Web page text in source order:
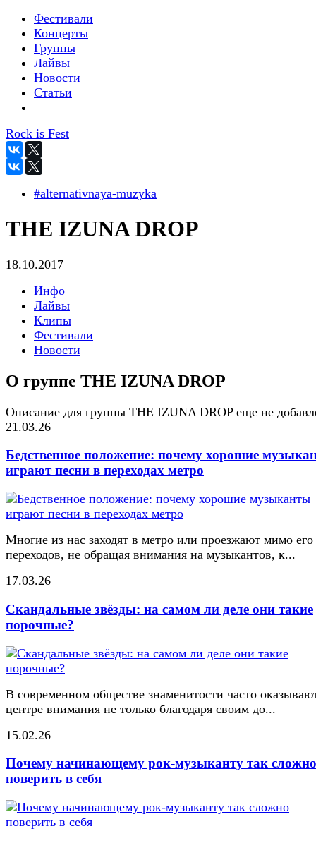
Фестивали
Концерты
Группы
Лайвы
Новости
Статьи
Rock is Fest
#alternativnaya-muzyka
THE IZUNA DROP
18.10.2017
Инфо
Лайвы
Клипы
Фестивали
Новости
О группе THE IZUNA DROP
Описание для группы THE IZUNA DROP еще не
21.03.26
Бедственное положение: почему хорошие
играют песни в переходах метро
Многие из нас заходят в метро или проезжают мимо его
переходов, не обращая внимания на музыкантов, к...
17.03.26
Скандальные звёзды: на самом ли деле они такие
порочные?
В современном обществе знаменитости часто
центре внимания не только благодаря своим до...
15.02.26
Почему начинающему рок-музыканту так сложно
поверить в себя